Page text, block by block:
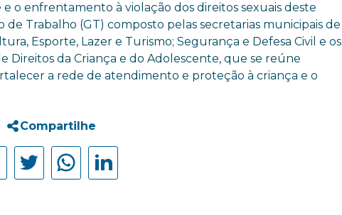
o enfrentamento à violação dos direitos sexuais deste
Trabalho (GT) composto pelas secretarias municipais de
Esporte, Lazer e Turismo; Segurança e Defesa Civil e os
Direitos da Criança e do Adolescente, que se reúne
a rede de atendimento e proteção à criança e o
Compartilhe